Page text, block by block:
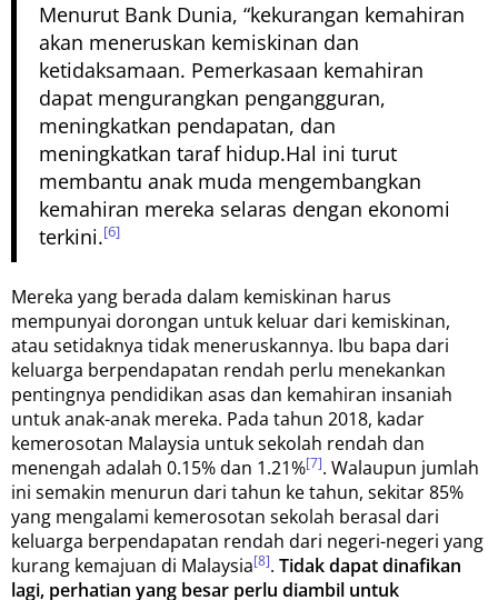
Menurut Bank Dunia, “kekurangan kemahiran
akan meneruskan kemiskinan dan
ketidaksamaan. Pemerkasaan kemahiran
dapat mengurangkan pengangguran,
meningkatkan pendapatan, dan
meningkatkan taraf hidup.Hal ini turut
membantu anak muda mengembangkan
kemahiran mereka selaras dengan ekonomi
terkini.[6]
Mereka yang berada dalam kemiskinan harus
mempunyai dorongan untuk keluar dari kemiskinan,
atau setidaknya tidak meneruskannya. Ibu bapa dari
keluarga berpendapatan rendah perlu menekankan
pentingnya pendidikan asas dan kemahiran insaniah
untuk anak-anak mereka. Pada tahun 2018, kadar
kemerosotan Malaysia untuk sekolah rendah dan
menengah adalah 0.15% dan 1.21%[7]. Walaupun jumlah
ini semakin menurun dari tahun ke tahun, sekitar 85%
yang mengalami kemerosotan sekolah berasal dari
keluarga berpendapatan rendah dari negeri-negeri yang
kurang kemajuan di Malaysia[8]. Tidak dapat dinafikan
lagi, perhatian yang besar perlu diambil untuk